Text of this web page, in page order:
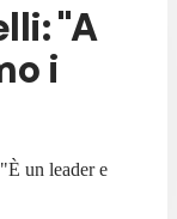
"A
i
un leader e